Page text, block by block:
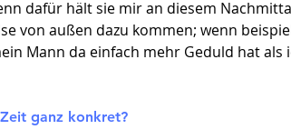
dafür hält sie mir an diesem
von außen dazu kommen; wenn
Mann da einfach mehr Geduld hat als
ganz konkret?​